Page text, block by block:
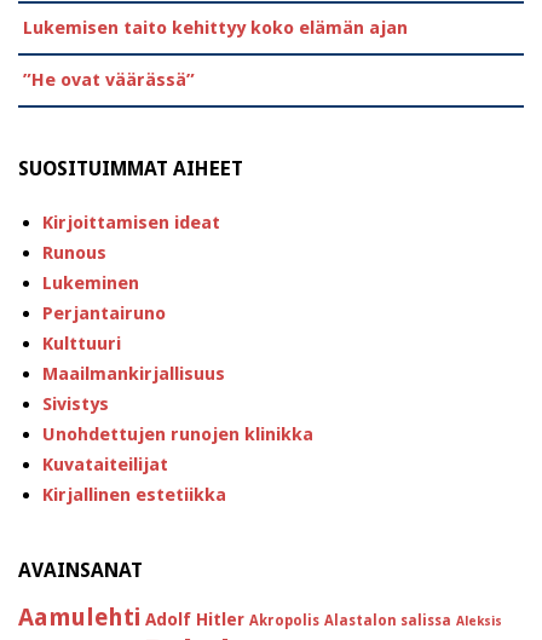
Lukemisen taito kehittyy koko elämän ajan
”He ovat väärässä”
SUOSITUIMMAT AIHEET
Kirjoittamisen ideat
Runous
Lukeminen
Perjantairuno
Kulttuuri
Maailmankirjallisuus
Sivistys
Unohdettujen runojen klinikka
Kuvataiteilijat
Kirjallinen estetiikka
AVAINSANAT
Aamulehti Adolf Hitler Akropolis Alastalon salissa Aleksis